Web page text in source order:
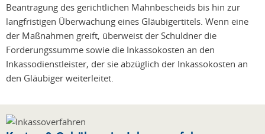
Beantragung des gerichtlichen Mahnbescheids bis hin zur
langfristigen Überwachung eines Gläubigertitels. Wenn eine
der Maßnahmen greift, überweist der Schuldner die
Forderungssumme sowie die Inkassokosten an den
Inkassodienstleister, der sie abzüglich der Inkassokosten an
den Gläubiger weiterleitet.